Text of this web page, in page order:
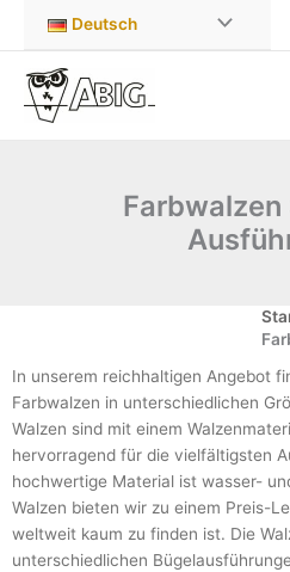
springen
Deutsch
Farbwalzen
In unserem reichhaltigen Angebot
Farbwalzen in unterschiedlichen
Walzen sind mit einem
hervorragend für die vielfältigsten
hochwertige Material ist wasser-
Walzen bieten wir zu einem Preis-
weltweit kaum zu finden ist. Die
unterschiedlichen